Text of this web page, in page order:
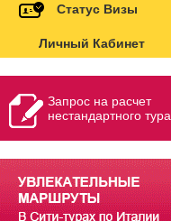
Статус Визы
Личный Кабинет
Запрос на расчет
нестандартного тура